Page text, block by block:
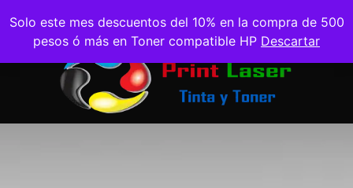
Solo este mes descuentos del 10% en la compra de 500
pesos ó más en Toner compatible HP Descartar